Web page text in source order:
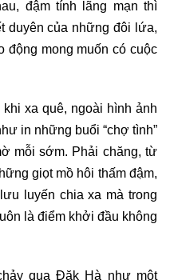
đậm tính lãng mạn thì
duyên của những đôi lứa,
động mong muốn có cuộc
xa quê, ngoài hình ảnh
in những buổi “chợ tình”
mỗi sớm. Phải chăng, từ
giọt mồ hôi thấm đậm,
luyến chia xa mà trong
là điểm khởi đầu không
qua Đăk Hà như một